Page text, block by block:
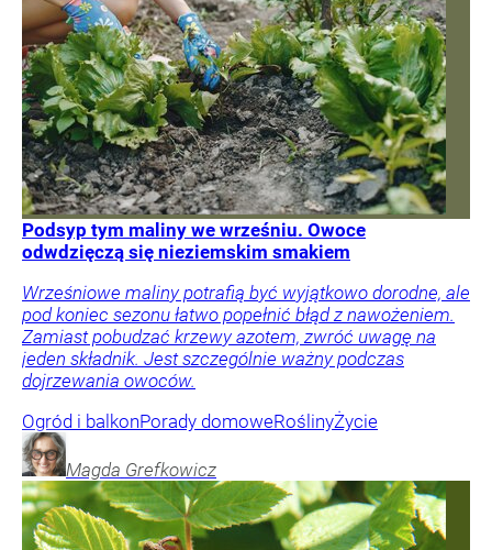
Podsyp tym maliny we wrześniu. Owoce
odwdzięczą się nieziemskim smakiem
Wrześniowe maliny potrafią być wyjątkowo dorodne, ale
pod koniec sezonu łatwo popełnić błąd z nawożeniem.
Zamiast pobudzać krzewy azotem, zwróć uwagę na
jeden składnik. Jest szczególnie ważny podczas
dojrzewania owoców.
Ogród i balkonPorady domoweRoślinyŻycie
Magda Grefkowicz